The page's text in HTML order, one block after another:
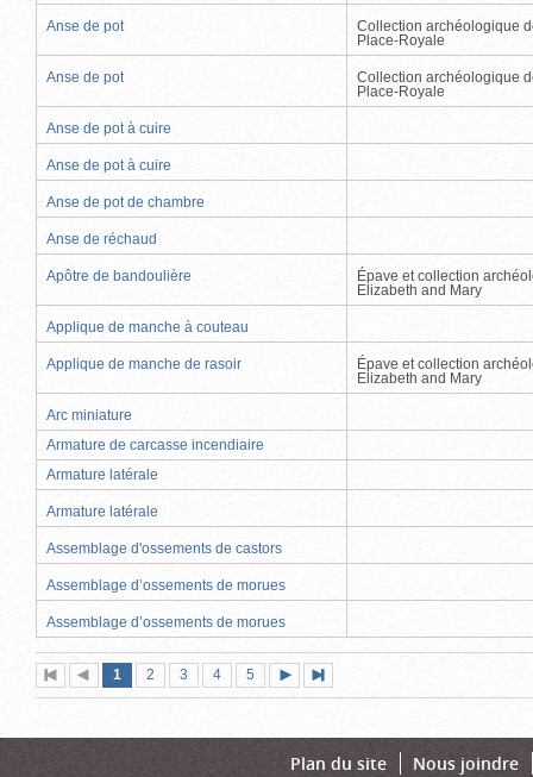
Anse de pot
Collection archéologique
Place-Royale
Anse de pot
Collection archéologique
Place-Royale
Anse de pot à cuire
Anse de pot à cuire
Anse de pot de chambre
Anse de réchaud
Apôtre de bandoulière
Épave et collection
Elizabeth and Mary
Applique de manche à couteau
Applique de manche de rasoir
Épave et collection
Elizabeth and Mary
Arc miniature
Armature de carcasse incendiaire
Armature latérale
Armature latérale
Assemblage d'ossements de castors
Assemblage d’ossements de morues
Assemblage d’ossements de morues
Première
page
Page
précédente
Page
1 (page
actuelle)
Page
2 Page
3 Page
4 Page
5
suivante
page
Plan du site Nous joindre